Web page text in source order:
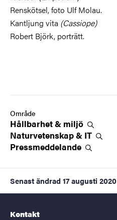
Renskötsel, foto Ulf Molau.
Kantljung vita (Cassiope)
Robert Björk, porträtt.
Område
Hållbarhet & miljö
Naturvetenskap & IT
Pressmeddelande
Senast ändrad 17 augusti 2020
Kontakt